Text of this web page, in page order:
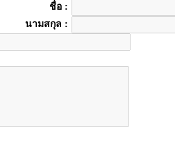
ชื่อ :
นามสกุล :